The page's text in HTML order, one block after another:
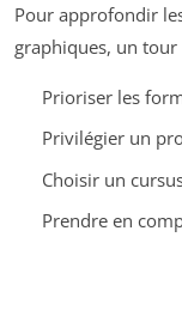
Pour approfondir
graphiques, un tour
Prioriser les
Privilégier un
Choisir un
Prendre en